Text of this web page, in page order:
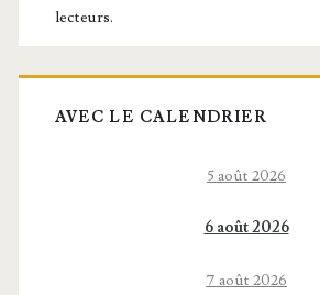
lecteurs.
AVEC LE CALENDRIER
5 août 2026
6 août 2026
7 août 2026